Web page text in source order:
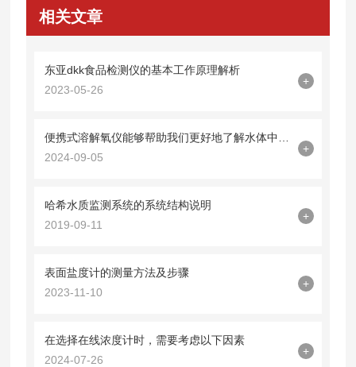
相关文章
东亚dkk食品检测仪的基本工作原理解析
2023-05-26
+
2024-09-05
+
哈希水质监测系统的系统结构说明
2019-09-11
+
表面盐度计的测量方法及步骤
2023-11-10
+
在选择在线浓度计时，需要考虑以下因素
2024-07-26
+